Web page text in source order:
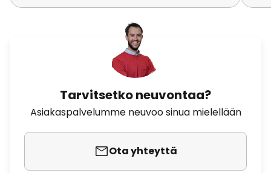
Tarvitsetko neuvontaa?
Asiakaspalvelumme neuvoo sinua mielellään
Ota yhteyttä